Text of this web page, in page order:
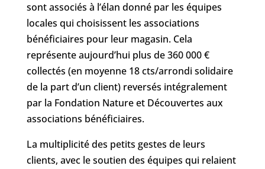
sont associés à l’élan donné par les équipes
locales qui choisissent les associations
bénéficiaires pour leur magasin. Cela
représente aujourd’hui plus de 360 000 €
collectés (en moyenne 18 cts/arrondi solidaire
de la part d’un client) reversés intégralement
par la Fondation Nature et Découvertes aux
associations bénéficiaires.
La multiplicité des petits gestes de leurs
clients, avec le soutien des équipes qui relaient